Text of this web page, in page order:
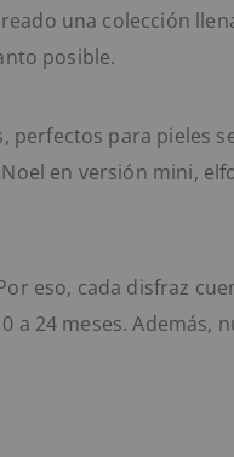
una colección
posible.
para pieles
en versión mini,
eso, cada disfraz
24 meses. Además,